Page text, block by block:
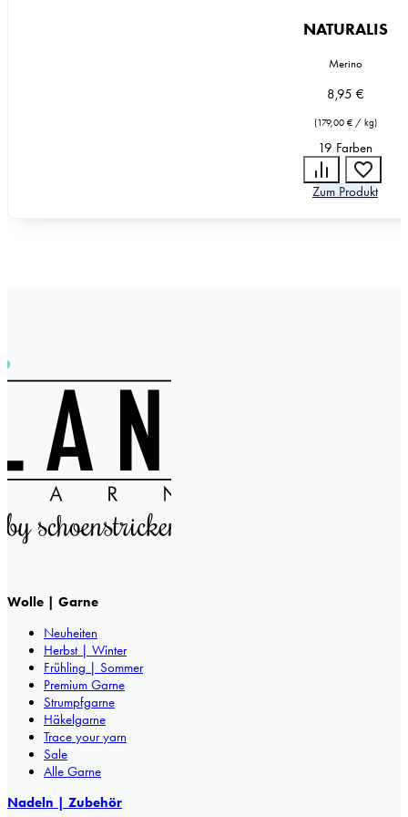
NATURALIS
Merino
8,95 €
(179,00 €/ kg)
19 Farben
Zum Produkt
Wolle | Garne
Neuheiten
Herbst | Winter
Frühling | Sommer
Premium Garne
Strumpfgarne
Häkelgarne
Trace your yarn
Sale
Alle Garne
Nadeln | Zubehör